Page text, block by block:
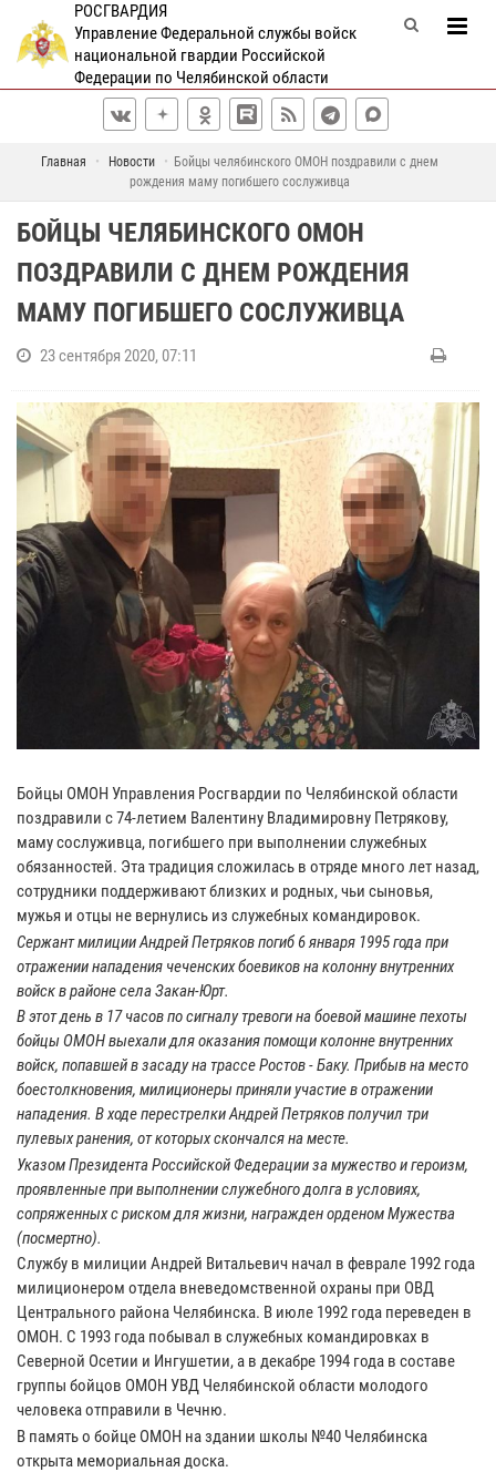
РОСГВАРДИЯ
Управление Федеральной службы войск
национальной гвардии Российской
Федерации по Челябинской области
Главная Новости
Бойцы челябинского ОМОН поздравили с днем
рождения маму погибшего сослуживца
БОЙЦЫ ЧЕЛЯБИНСКОГО ОМОН
ПОЗДРАВИЛИ С ДНЕМ РОЖДЕНИЯ
МАМУ ПОГИБШЕГО СОСЛУЖИВЦА
23 сентября 2020, 07:11
Бойцы ОМОН Управления Росгвардии по Челябинской области
поздравили с 74-летием Валентину Владимировну Петрякову,
маму сослуживца, погибшего при выполнении служебных
обязанностей. Эта традиция сложилась в отряде много лет назад,
сотрудники поддерживают близких и родных, чьи сыновья,
мужья и отцы не вернулись из служебных командировок.
Сержант милиции Андрей Петряков погиб 6 января 1995 года при
отражении нападения чеченских боевиков на колонну внутренних
войск в районе села Закан-Юрт.
В этот день в 17 часов по сигналу тревоги на боевой машине пехоты
бойцы ОМОН выехали для оказания помощи колонне внутренних
войск, попавшей в засаду на трассе Ростов - Баку. Прибыв на место
боестолкновения, милиционеры приняли участие в отражении
нападения. В ходе перестрелки Андрей Петряков получил три
пулевых ранения, от которых скончался на месте.
Указом Президента Российской Федерации за мужество и героизм,
проявленные при выполнении служебного долга в условиях,
сопряженных с риском для жизни, награжден орденом Мужества
(посмертно).
Службу в милиции Андрей Витальевич начал в феврале 1992 года
милиционером отдела вневедомственной охраны при ОВД
Центрального района Челябинска. В июле 1992 года переведен в
ОМОН. С 1993 года побывал в служебных командировках в
Северной Осетии и Ингушетии, а в декабре 1994 года в составе
группы бойцов ОМОН УВД Челябинской области молодого
человека отправили в Чечню.
В память о бойце ОМОН на здании школы №40 Челябинска
открыта мемориальная доска.